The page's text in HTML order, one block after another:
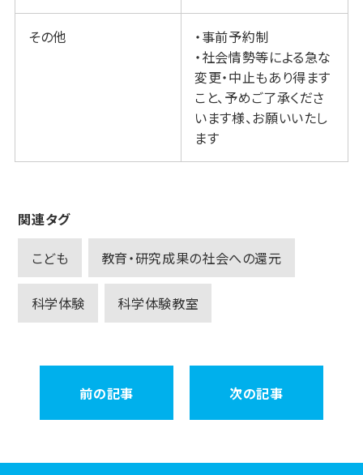
その他
・事前予約制
・社会情勢等による急な
変更・中止もあり得ます
こと、予めご了承くださ
います様、お願いいたし
ます
関連タグ
こども 教育・研究成果の社会への還元
科学体験 科学体験教室
前の記事 次の記事